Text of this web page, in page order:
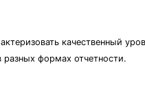
качественный
разных формах отчетности.